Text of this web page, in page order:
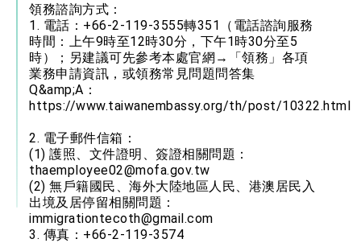
領務諮詢方式：
1. 電話：+66-2-119-3555轉351（電話諮詢服務
時間：上午9時至12時30分，下午1時30分至5
時）；另建議可先參考本處官網→「領務」各項
業務申請資訊，或領務常見問題問答集
Q&amp;A：
https://www.taiwanembassy.org/th/post/10322.html
2. 電子郵件信箱：
(1) 護照、文件證明、簽證相關問題：
thaemployee02@mofa.gov.tw
(2) 無戶籍國民、海外大陸地區人民、港澳居民入
出境及居停留相關問題：
immigrationtecoth@gmail.com
3. 傳真：+66-2-119-3574